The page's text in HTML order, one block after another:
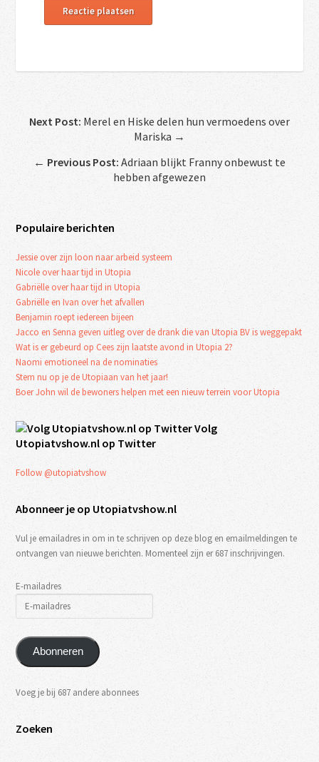
Next Post: Merel en Hiske delen hun vermoedens over
Mariska →
← Previous Post: Adriaan blijkt Franny onbewust te
hebben afgewezen
Populaire berichten
Jessie over zijn loon naar arbeid systeem
Nicole over haar tijd in Utopia
Gabriëlle over haar tijd in Utopia
Gabriëlle en Ivan over het afvallen
Benjamin roept iedereen bijeen
Jacco en Senna geven uitleg over de drank die van Utopia BV is weggepakt
Wat is er gebeurd op Cees zijn laatste avond in Utopia 2?
Naomi emotioneel na de nominaties
Stem nu op je de Utopiaan van het jaar!
Boer John wil de bewoners helpen met een nieuw terrein voor Utopia
Volg
Utopiatvshow.nl op Twitter
Follow @utopiatvshow
Abonneer je op Utopiatvshow.nl
Vul je emailadres in om in te schrijven op deze blog en emailmeldingen te
ontvangen van nieuwe berichten. Momenteel zijn er 687 inschrijvingen.
E-mailadres
Abonneren
Voeg je bij 687 andere abonnees
Zoeken